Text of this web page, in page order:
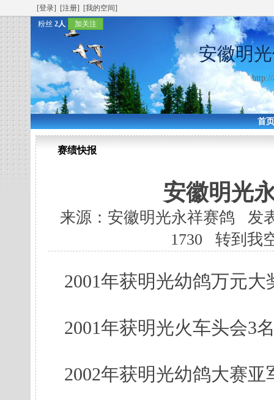
[登录] [注册]
[我的空间]
粉丝 2人 加关注
安徽明
http://
首
赛绩快报
安徽明光
来源：安徽明光永祥赛鸽 发
1730 转到我
2001年获明光幼鸽万元大
2001年获明光火车头会3
2002年获明光幼鸽大赛亚